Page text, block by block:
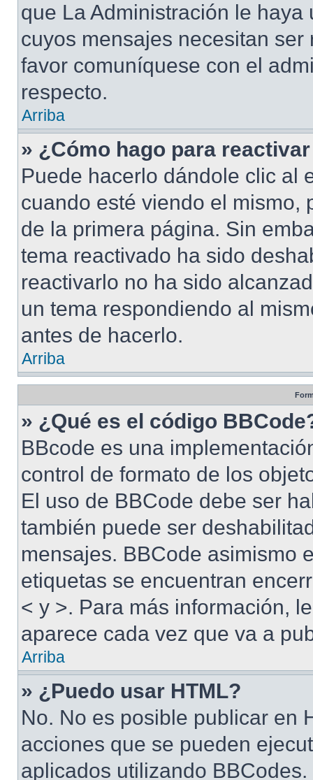
que La Administración le
cuyos mensajes necesitan
favor comuníquese con el
respecto.
Arriba
» ¿Cómo hago para
Puede hacerlo dándole clic al
cuando esté viendo el mismo,
de la primera página. Sin
tema reactivado ha sido
reactivarlo no ha sido
un tema respondiendo al
antes de hacerlo.
Arriba
» ¿Qué es el código
BBcode es una
control de formato de los
El uso de BBCode debe ser
también puede ser
mensajes. BBCode asimismo
etiquetas se encuentran
< y >. Para más información,
aparece cada vez que va a
Arriba
» ¿Puedo usar HTML?
No. No es posible publicar en
acciones que se pueden
aplicados utilizando BBCodes.